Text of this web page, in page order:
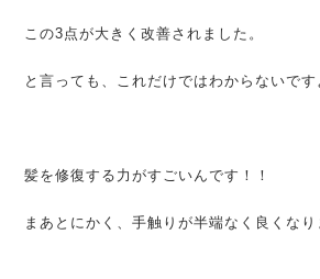
この3点が大きく改善されました。
と言っても、これだけではわからないです
髪を修復する力がすごいんです！！
まあとにかく、手触りが半端なく良くなり